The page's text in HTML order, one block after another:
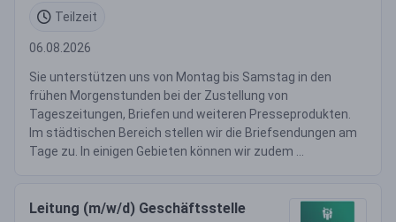
Teilzeit
06.08.2026
Sie unterstützen uns von Montag bis Samstag in den
frühen Morgenstunden bei der Zustellung von
Tageszeitungen, Briefen und weiteren Presseprodukten.
Im städtischen Bereich stellen wir die Briefsendungen am
Tage zu. In einigen Gebieten können wir zudem ...
Leitung (m/w/d) Geschäftsstelle